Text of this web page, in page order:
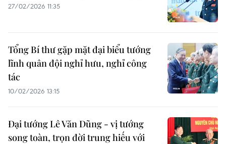
27/02/2026 11:35
Tổng Bí thư gặp mặt đại biểu tướng
lĩnh quân đội nghỉ hưu, nghỉ công
tác
10/02/2026 13:15
Đại tướng Lê Văn Dũng - vị tướng
song toàn, trọn đời trung hiếu với